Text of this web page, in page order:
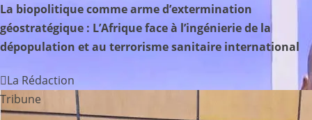
n
d
e
l
La biopolitique comme arme d’extermination
géostratégique : L’Afrique face à l’ingénierie de la
dépopulation et au terrorisme sanitaire international
La Rédaction
Tribune